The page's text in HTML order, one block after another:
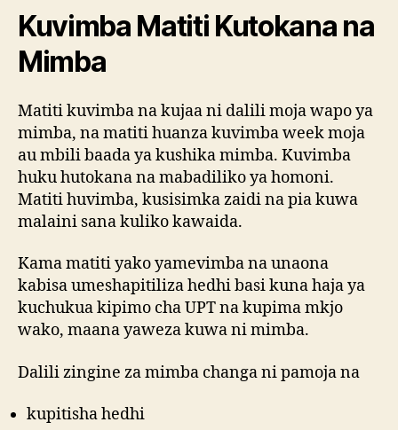
Kuvimba Matiti Kutokana na
Mimba
Matiti kuvimba na kujaa ni dalili moja wapo ya
mimba, na matiti huanza kuvimba week moja
au mbili baada ya kushika mimba. Kuvimba
huku hutokana na mabadiliko ya homoni.
Matiti huvimba, kusisimka zaidi na pia kuwa
malaini sana kuliko kawaida.
Kama matiti yako yamevimba na unaona
kabisa umeshapitiliza hedhi basi kuna haja ya
kuchukua kipimo cha UPT na kupima mkjo
wako, maana yaweza kuwa ni mimba.
Dalili zingine za mimba changa ni pamoja na
kupitisha hedhi